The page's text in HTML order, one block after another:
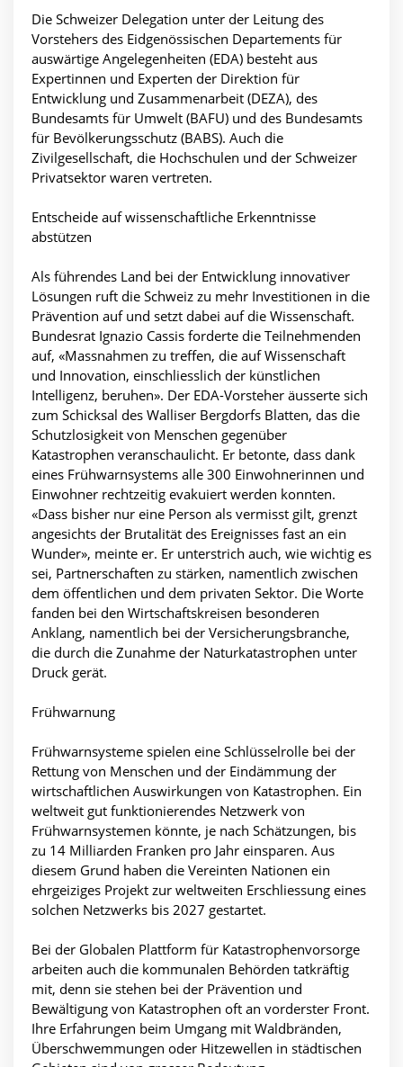
Die Schweizer Delegation unter der Leitung des
Vorstehers des Eidgenössischen Departements für
auswärtige Angelegenheiten (EDA) besteht aus
Expertinnen und Experten der Direktion für
Entwicklung und Zusammenarbeit (DEZA), des
Bundesamts für Umwelt (BAFU) und des Bundesamts
für Bevölkerungsschutz (BABS). Auch die
Zivilgesellschaft, die Hochschulen und der Schweizer
Privatsektor waren vertreten.
Entscheide auf wissenschaftliche Erkenntnisse
abstützen
Als führendes Land bei der Entwicklung innovativer
Lösungen ruft die Schweiz zu mehr Investitionen in die
Prävention auf und setzt dabei auf die Wissenschaft.
Bundesrat Ignazio Cassis forderte die Teilnehmenden
auf, «Massnahmen zu treffen, die auf Wissenschaft
und Innovation, einschliesslich der künstlichen
Intelligenz, beruhen». Der EDA-Vorsteher äusserte sich
zum Schicksal des Walliser Bergdorfs Blatten, das die
Schutzlosigkeit von Menschen gegenüber
Katastrophen veranschaulicht. Er betonte, dass dank
eines Frühwarnsystems alle 300 Einwohnerinnen und
Einwohner rechtzeitig evakuiert werden konnten.
«Dass bisher nur eine Person als vermisst gilt, grenzt
angesichts der Brutalität des Ereignisses fast an ein
Wunder», meinte er. Er unterstrich auch, wie wichtig es
sei, Partnerschaften zu stärken, namentlich zwischen
dem öffentlichen und dem privaten Sektor. Die Worte
fanden bei den Wirtschaftskreisen besonderen
Anklang, namentlich bei der Versicherungsbranche,
die durch die Zunahme der Naturkatastrophen unter
Druck gerät.
Frühwarnung
Frühwarnsysteme spielen eine Schlüsselrolle bei der
Rettung von Menschen und der Eindämmung der
wirtschaftlichen Auswirkungen von Katastrophen. Ein
weltweit gut funktionierendes Netzwerk von
Frühwarnsystemen könnte, je nach Schätzungen, bis
zu 14 Milliarden Franken pro Jahr einsparen. Aus
diesem Grund haben die Vereinten Nationen ein
ehrgeiziges Projekt zur weltweiten Erschliessung eines
solchen Netzwerks bis 2027 gestartet.
Bei der Globalen Plattform für Katastrophenvorsorge
arbeiten auch die kommunalen Behörden tatkräftig
mit, denn sie stehen bei der Prävention und
Bewältigung von Katastrophen oft an vorderster Front.
Ihre Erfahrungen beim Umgang mit Waldbränden,
Überschwemmungen oder Hitzewellen in städtischen